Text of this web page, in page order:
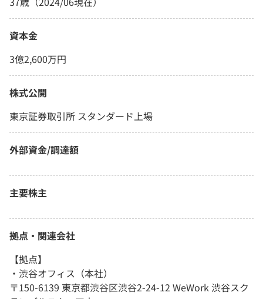
資本金
3億2,600万円
株式公開
東京証券取引所 スタンダード上場
外部資金/調達額
主要株主
拠点・関連会社
【拠点】
・渋谷オフィス（本社）
〒150-6139 東京都渋谷区渋谷2-24-12 WeWork 渋谷スク